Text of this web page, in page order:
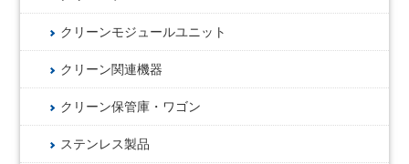
クリーンモジュールユニット
クリーン関連機器
クリーン保管庫・ワゴン
ステンレス製品